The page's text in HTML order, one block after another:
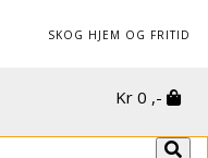
SKOG HJEM OG FRITID
Kr 0 ,-